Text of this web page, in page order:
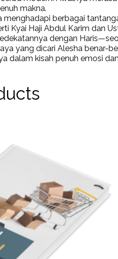
makna.
menghadapi berbagai
Kyai Haji Abdul Karim dan
dengan
yang dicari Alesha benar-
dalam kisah penuh emosi